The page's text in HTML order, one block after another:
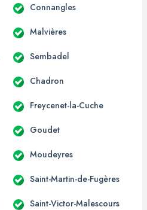
Connangles
Malvières
Sembadel
Chadron
Freycenet-la-Cuche
Goudet
Moudeyres
Saint-Martin-de-Fugères
Saint-Victor-Malescours